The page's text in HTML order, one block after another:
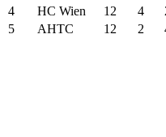
4
HC Wien 12 4
5
AHTC 12 2